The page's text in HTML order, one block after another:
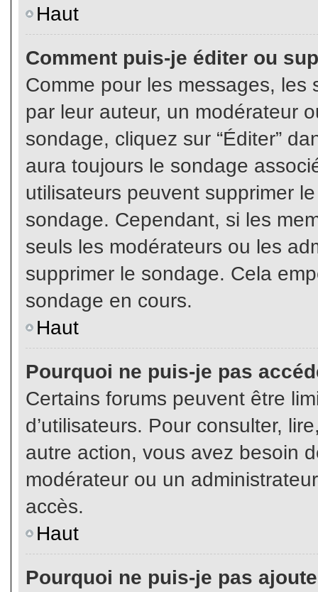
Haut
Comment puis-je éditer ou
Comme pour les messages,
par leur auteur, un modérateur
sondage, cliquez sur “Éditer”
aura toujours le sondage
utilisateurs peuvent supprimer
sondage. Cependant, si les
seuls les modérateurs ou les
supprimer le sondage. Cela
sondage en cours.
Haut
Pourquoi ne puis-je pas
Certains forums peuvent être
d’utilisateurs. Pour consulter,
autre action, vous avez besoin
modérateur ou un
accès.
Haut
Pourquoi ne puis-je pas